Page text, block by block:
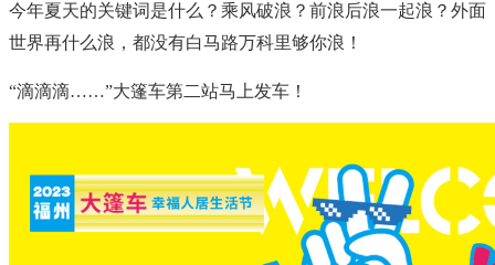
今年夏天的关键词是什么？乘风破浪？前浪后浪一起浪？外面
世界再什么浪，都没有白马路万科里够你浪！
“滴滴滴……”大篷车第二站马上发车！